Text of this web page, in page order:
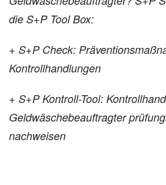
die S+P Tool Box:
+ S+P Check:
Kontrollhandlungen
+ S+P Kontroll-Tool:
Geldwäschebeauftragter
nachweisen